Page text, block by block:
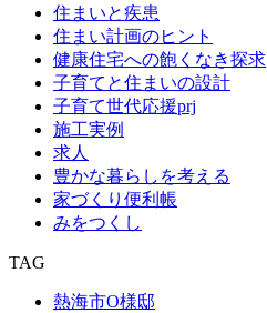
住まいと疾患
住まい計画のヒント
健康住宅への飽くなき探求
子育てと住まいの設計
子育て世代応援prj
施工実例
求人
豊かな暮らしを考える
家づくり便利帳
みをつくし
TAG
熱海市O様邸